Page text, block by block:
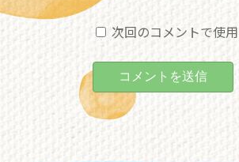
次回のコメントで使